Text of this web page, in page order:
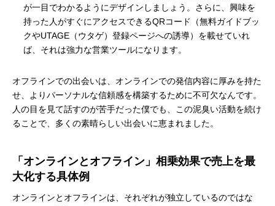
が一目でわかるようにデザインしましょう。さらに、興味を
持った人がすぐにアクセスできるQRコード（無料ガイドブッ
クやUTAGE（ウタゲ）登録ページへの誘導）を載せていれ
ば、それは強力な営業ツールになります。
オフラインでの出会いは、オンラインでの発信内容に厚みを持た
せ、よりパーソナルな信頼感を構築するために不可欠なんです。
人の目を見て話すのが苦手だった僕でも、この泥臭い活動を続け
ることで、多くの素晴らしい出会いに恵まれました。
「オンラインとオフライン」相乗効果で売上を最
大化する具体例
オンラインとオフラインは、それぞれが独立しているのではな